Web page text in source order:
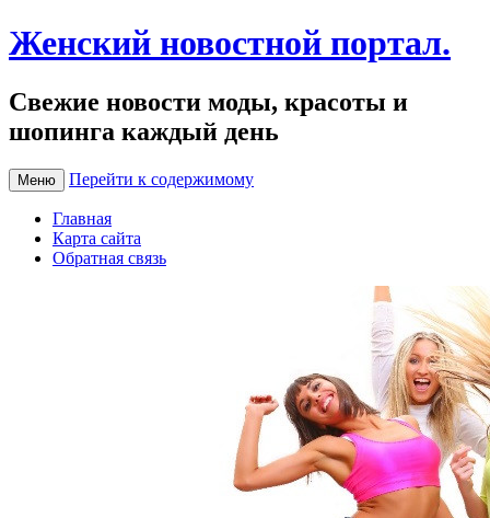
Женский новостной портал.
Свежие новости моды, красоты и
шопинга каждый день
Меню Перейти к содержимому
Главная
Карта сайта
Обратная связь